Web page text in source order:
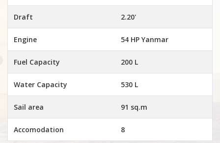
Draft 2.20'
Engine 54 HP Yanmar
Fuel Capacity 200 L
Water Capacity 530 L
Sail area 91 sq.m
Accomodation 8